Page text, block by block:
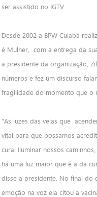
ser assistido no IGTV.
Desde 2002 a BPW Cuiabá
é Mulher, com a entrega da
a presidente da organização,
números e fez um discurso
fragilidade do momento que o
"As luzes das velas que
vital para que possamos
cura. Iluminar nossos
há uma luz maior que é a da
disse a presidente. No final do
emoção na voz ela citou a